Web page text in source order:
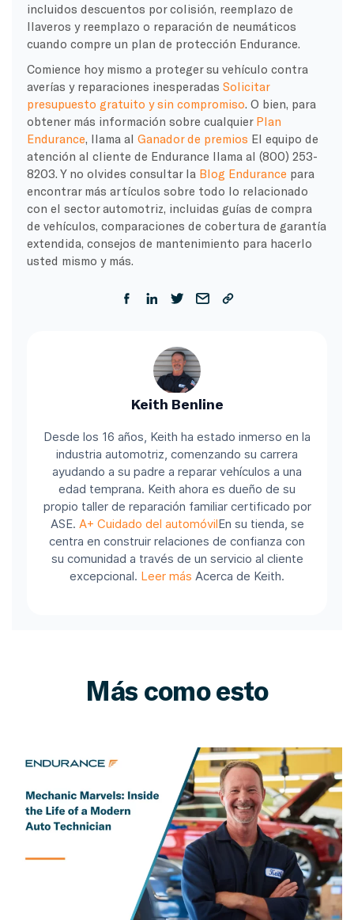
incluidos descuentos por colisión, reemplazo de
llaveros y reemplazo o reparación de neumáticos
cuando compre un plan de protección Endurance.
Comience hoy mismo a proteger su vehículo contra
averías y reparaciones inesperadas Solicitar
presupuesto gratuito y sin compromiso . O bien, para
obtener más información sobre cualquier Plan
Endurance , llama al Ganador de premios El equipo de
atención al cliente de Endurance llama al (800) 253-
8203. Y no olvides consultar la Blog Endurance para
encontrar más artículos sobre todo lo relacionado
con el sector automotriz, incluidas guías de compra
de vehículos, comparaciones de cobertura de garantía
extendida, consejos de mantenimiento para hacerlo
usted mismo y más.
Keith Benline
Desde los 16 años, Keith ha estado inmerso en la
industria automotriz, comenzando su carrera
ayudando a su padre a reparar vehículos a una
edad temprana. Keith ahora es dueño de su
propio taller de reparación familiar certificado por
ASE. A+ Cuidado del automóvilEn su tienda, se
centra en construir relaciones de confianza con
su comunidad a través de un servicio al cliente
excepcional. Leer más Acerca de Keith.
Más como esto